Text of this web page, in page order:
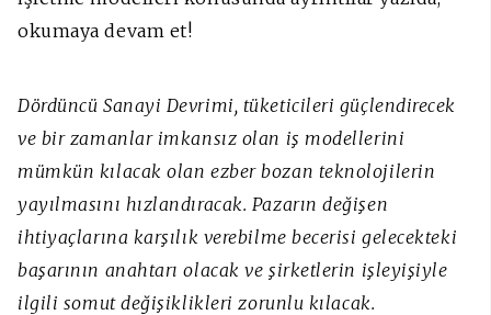
okumaya devam et!
Dördüncü Sanayi Devrimi, tüketicileri güçlendirecek
ve bir zamanlar imkansız olan iş modellerini
mümkün kılacak olan ezber bozan teknolojilerin
yayılmasını hızlandıracak. Pazarın değişen
ihtiyaçlarına karşılık verebilme becerisi gelecekteki
başarının anahtarı olacak ve şirketlerin işleyişiyle
ilgili somut değişiklikleri zorunlu kılacak.